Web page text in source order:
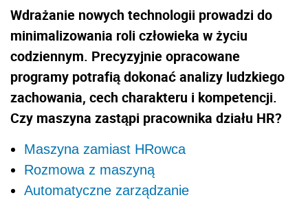
Wdrażanie nowych technologii prowadzi do
minimalizowania roli człowieka w życiu
codziennym. Precyzyjnie opracowane
programy potrafią dokonać analizy ludzkiego
zachowania, cech charakteru i kompetencji.
Czy maszyna zastąpi pracownika działu HR?
Maszyna zamiast HRowca
Rozmowa z maszyną
Automatyczne zarządzanie